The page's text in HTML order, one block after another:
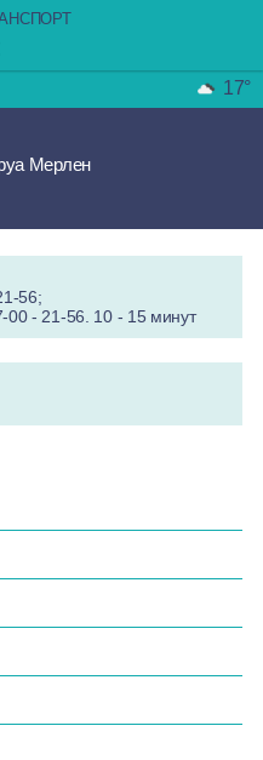
17°
Мерлен
56;
00 - 21-56. 10 - 15 минут